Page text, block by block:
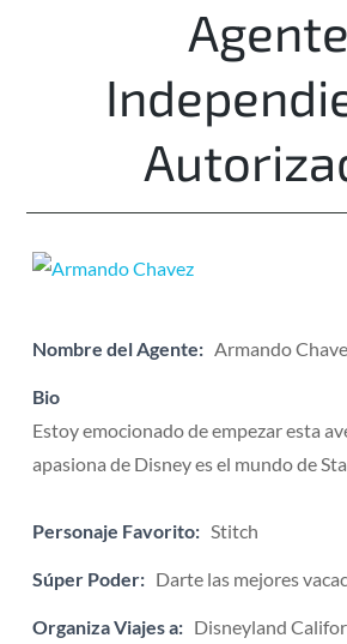
Agente
Nombre del Agente: Armando
Bio
Estoy emocionado de empezar esta
apasiona de Disney es el mundo de
Personaje Favorito: Stitch
Súper Poder: Darte las mejores
Organiza Viajes a: Disneyland